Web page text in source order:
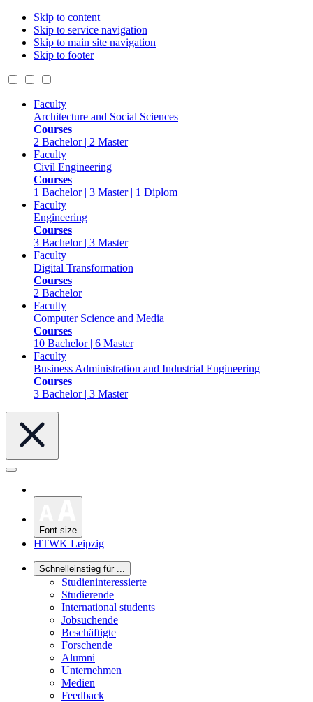
Skip to content
Skip to service navigation
Skip to main site navigation
Skip to footer
Faculty
Architecture and Social Sciences
Courses
2 Bachelor | 2 Master
Faculty
Civil Engineering
Courses
1 Bachelor | 3 Master | 1 Diplom
Faculty
Engineering
Courses
3 Bachelor | 3 Master
Faculty
Digital Transformation
Courses
2 Bachelor
Faculty
Computer Science and Media
Courses
10 Bachelor | 6 Master
Faculty
Business Administration and Industrial Engineering
Courses
3 Bachelor | 3 Master
Font size
HTWK Leipzig
Schnelleinstieg für ...
Studieninteressierte
Studierende
International students
Jobsuchende
Beschäftigte
Forschende
Alumni
Unternehmen
Medien
Feedback